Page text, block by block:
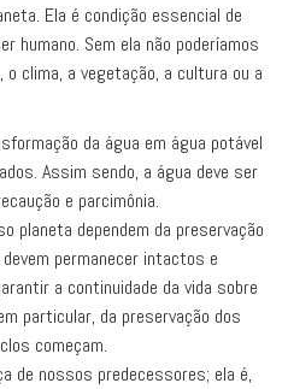
Ela é condição essencial de
humano. Sem ela não poderíamos
clima, a vegetação, a cultura ou a
da água em água potável
Assim sendo, a água deve ser
e parcimônia.
planeta dependem da preservação
permanecer intactos e
a continuidade da vida sobre
particular, da preservação dos
começam.
de nossos predecessores; ela é,